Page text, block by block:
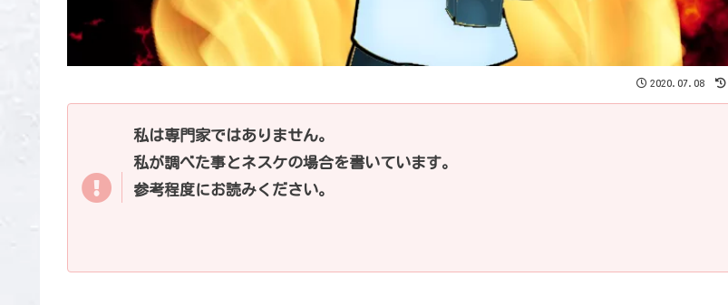
2020.07.08
私は専門家ではありません。
私が調べた事とネスケの場合を書いています。
参考程度にお読みください。